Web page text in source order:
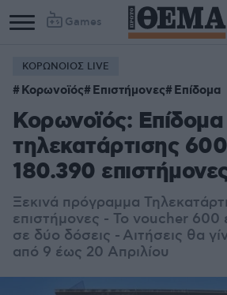
Games
ΚΟΡΩΝΟΙΟΣ LIVE
Κορωνοϊός Επιστήμονες Επίδομα
Κορωνοϊός: Επίδομα
τηλεκατάρτισης
180.390
Ξεκινά πρόγραμμα
επιστήμονες - Το voucher 600
σε δύο δόσεις - Αιτήσεις θα
από 9 έως 20 Απριλίου